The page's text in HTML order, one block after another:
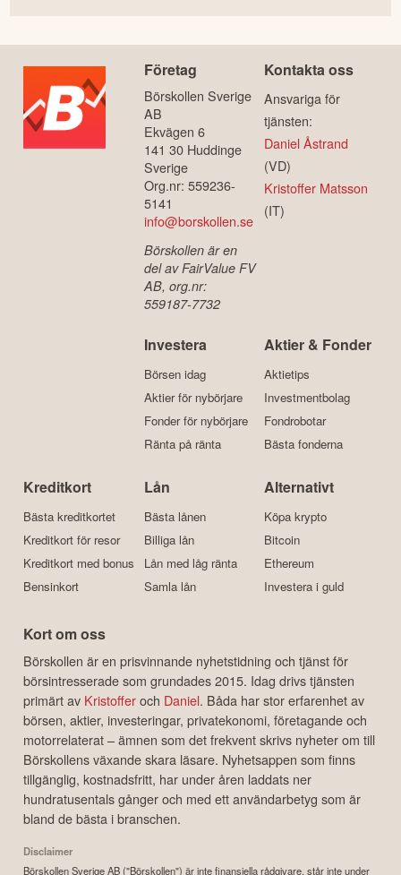
Företag
Börskollen Sverige
AB
Ekvägen 6
141 30 Huddinge
Sverige
Org.nr: 559236-
5141
info@borskollen.se
Börskollen är en
del av FairValue FV
AB, org.nr:
559187-7732
Kontakta oss
Ansvariga för
tjänsten:
Daniel Åstrand
(VD)
Kristoffer Matsson
(IT)
Investera
Börsen idag
Aktier för nybörjare
Fonder för nybörjare
Ränta på ränta
Aktier & Fonder
Aktietips
Investmentbolag
Fondrobotar
Bästa fonderna
Kreditkort
Bästa kreditkortet
Kreditkort för resor
Kreditkort med bonus
Bensinkort
Lån
Bästa lånen
Billiga lån
Lån med låg ränta
Samla lån
Alternativt
Köpa krypto
Bitcoin
Ethereum
Investera i guld
Kort om oss
Börskollen är en prisvinnande nyhetstidning och tjänst för
börsintresserade som grundades 2015. Idag drivs tjänsten
primärt av Kristofferoch Daniel. Båda har stor erfarenhet av
börsen, aktier, investeringar, privatekonomi, företagande och
motorrelaterat – ämnen som det frekvent skrivs nyheter om till
Börskollens växande skara läsare. Nyhetsappen som finns
tillgänglig, kostnadsfritt, har under åren laddats ner
hundratusentals gånger och med ett användarbetyg som är
bland de bästa i branschen.
Disclaimer
Börskollen Sverige AB ("Börskollen") är inte finansiella rådgivare, står inte under